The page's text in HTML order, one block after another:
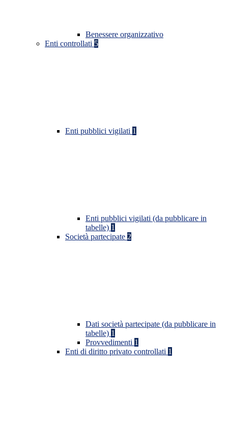
Benessere organizzativo
Enti controllati 5
Enti pubblici vigilati 1
Enti pubblici vigilati (da pubblicare in
tabelle) 1
Società partecipate 2
Dati società partecipate (da pubblicare in
tabelle) 1
Provvedimenti 1
Enti di diritto privato controllati 1